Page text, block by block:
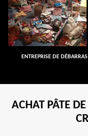
ENTREPRISE DE
ACHAT PÂTE